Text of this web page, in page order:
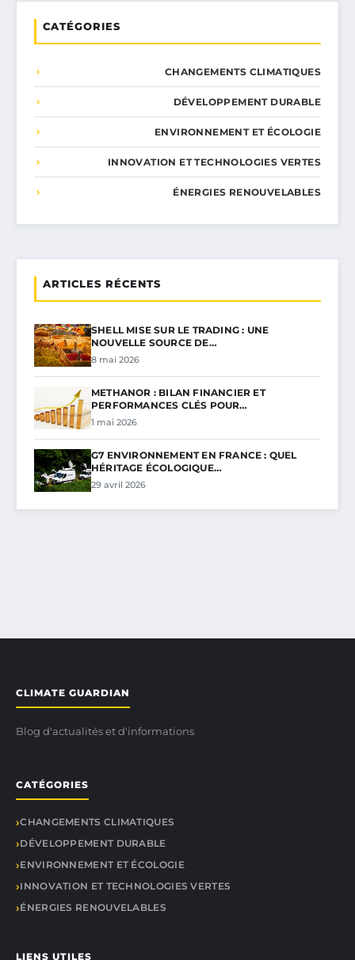
CATÉGORIES
CHANGEMENTS CLIMATIQUES
DÉVELOPPEMENT DURABLE
ENVIRONNEMENT ET ÉCOLOGIE
INNOVATION ET TECHNOLOGIES VERTES
ÉNERGIES RENOUVELABLES
ARTICLES RÉCENTS
SHELL MISE SUR LE TRADING : UNE
NOUVELLE SOURCE DE…
8 mai 2026
METHANOR : BILAN FINANCIER ET
PERFORMANCES CLÉS POUR…
1 mai 2026
G7 ENVIRONNEMENT EN FRANCE : QUEL
HÉRITAGE ÉCOLOGIQUE…
29 avril 2026
CLIMATE GUARDIAN
Blog d'actualités et d'informations
CATÉGORIES
CHANGEMENTS CLIMATIQUES
DÉVELOPPEMENT DURABLE
ENVIRONNEMENT ET ÉCOLOGIE
INNOVATION ET TECHNOLOGIES VERTES
ÉNERGIES RENOUVELABLES
LIENS UTILES